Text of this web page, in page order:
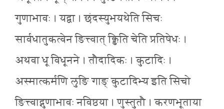
गुणाभावः । यद्वा । छंदस्युभयथेति सिचः
सार्वधातुकत्वेन ङित्त्वात् क्ङिति चेति प्रतिषेधः ।
अथवा धू विधूनने । तौदादिकः । कुटादिः ।
अस्मात्कर्मणि लुङि गाङ् कुटादिभ्य इति सिचो
ङित्त्वाद्गुणाभावः नविष्ठया । णुस्तुतौ । करणभूताया